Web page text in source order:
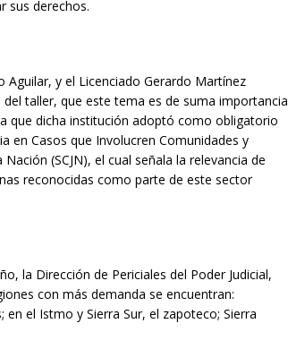
sus derechos.
y el Licenciado Gerardo Martínez
taller, que este tema es de suma importancia
que dicha institución adoptó como obligatorio
en Casos que Involucren Comunidades y
(SCJN), el cual señala la relevancia de
reconocidas como parte de este sector
la Dirección de Periciales del Poder Judicial,
con más demanda se encuentran:
el Istmo y Sierra Sur, el zapoteco; Sierra